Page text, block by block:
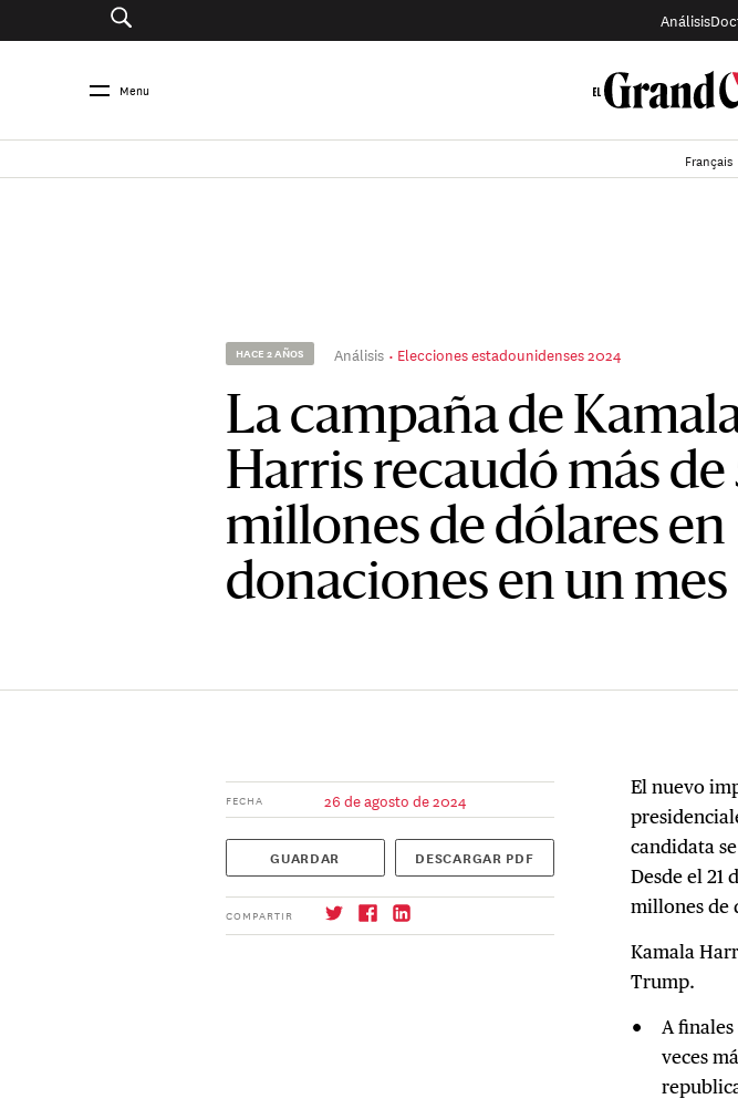
Análisis
Menu
Français
HACE 2 AÑOS Análisis Elecciones estadounidenses 2024
La campaña de
Harris recaudó más
millones de dólares en
donaciones en un mes
FECHA 26 de agosto de 2024
GUARDAR DESCARGAR PDF
COMPARTIR
El nuevo
candidata
Desde el 21
millones de
Kamala
Trump.
A
veces